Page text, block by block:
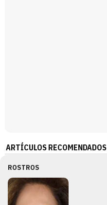
ARTÍCULOS RECOMENDADOS
ROSTROS